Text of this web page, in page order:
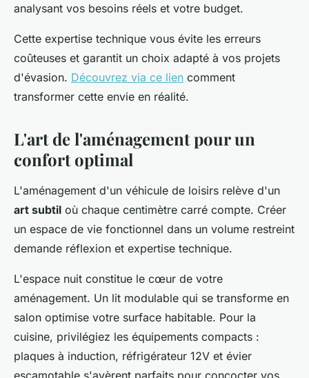
analysant vos besoins réels et votre budget.
Cette expertise technique vous évite les erreurs
coûteuses et garantit un choix adapté à vos projets
d'évasion. Découvrez via ce lien comment
transformer cette envie en réalité.
L'art de l'aménagement pour un
confort optimal
L'aménagement d'un véhicule de loisirs relève d'un
art subtil où chaque centimètre carré compte. Créer
un espace de vie fonctionnel dans un volume restreint
demande réflexion et expertise technique.
L'espace nuit constitue le cœur de votre
aménagement. Un lit modulable qui se transforme en
salon optimise votre surface habitable. Pour la
cuisine, privilégiez les équipements compacts :
plaques à induction, réfrigérateur 12V et évier
escamotable s'avèrent parfaits pour concocter vos